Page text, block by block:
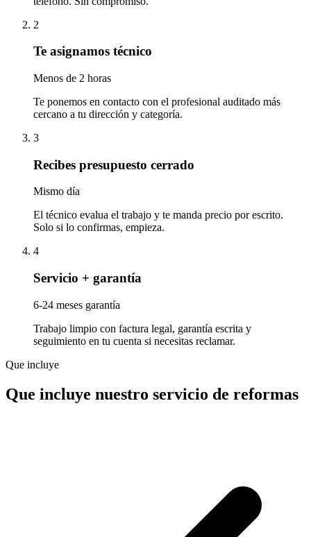
2
Te asignamos técnico
Menos de 2 horas
Te ponemos en contacto con el profesional auditado más
cercano a tu dirección y categoría.
3
Recibes presupuesto cerrado
Mismo día
El técnico evalua el trabajo y te manda precio por escrito.
Solo si lo confirmas, empieza.
4
Servicio + garantía
6-24 meses garantía
Trabajo limpio con factura legal, garantía escrita y
seguimiento en tu cuenta si necesitas reclamar.
Que incluye
Que incluye nuestro servicio de reformas